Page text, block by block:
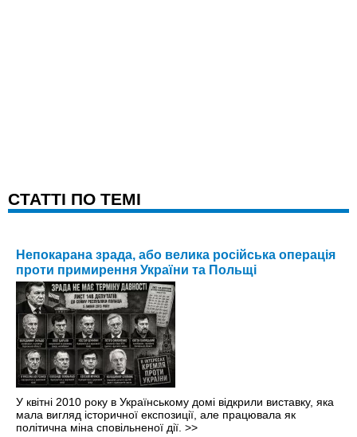
CТАТТІ ПО ТЕМІ
Непокарана зрада, або велика російська операція
проти примирення України та Польщі
У квітні 2010 року в Українському домі відкрили виставку, яка
мала вигляд історичної експозиції, але працювала як
політична міна сповільненої дії. >>